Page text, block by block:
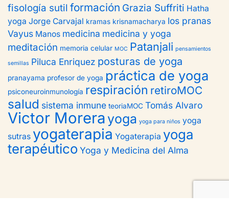
fisología sutil formación Grazia Suffriti Hatha
yoga Jorge Carvajal kramas krisnamacharya los pranas
Vayus Manos medicina medicina y yoga
meditación memoria celular MOC Patanjali pensamientos
semillas Piluca Enriquez posturas de yoga
pranayama profesor de yoga práctica de yoga
psiconeuroinmunología respiración retiroMOC
salud sistema inmune teoriaMOC Tomás Alvaro
Victor Morerayoga yoga para niños yoga
sutras yogaterapia Yogaterapia yoga
terapéuticoYoga y Medicina del Alma